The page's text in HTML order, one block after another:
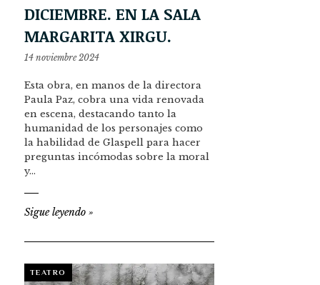
DICIEMBRE. EN LA SALA
MARGARITA XIRGU.
14 noviembre 2024
Esta obra, en manos de la directora
Paula Paz, cobra una vida renovada
en escena, destacando tanto la
humanidad de los personajes como
la habilidad de Glaspell para hacer
preguntas incómodas sobre la moral
y…
Sigue leyendo »
TEATRO